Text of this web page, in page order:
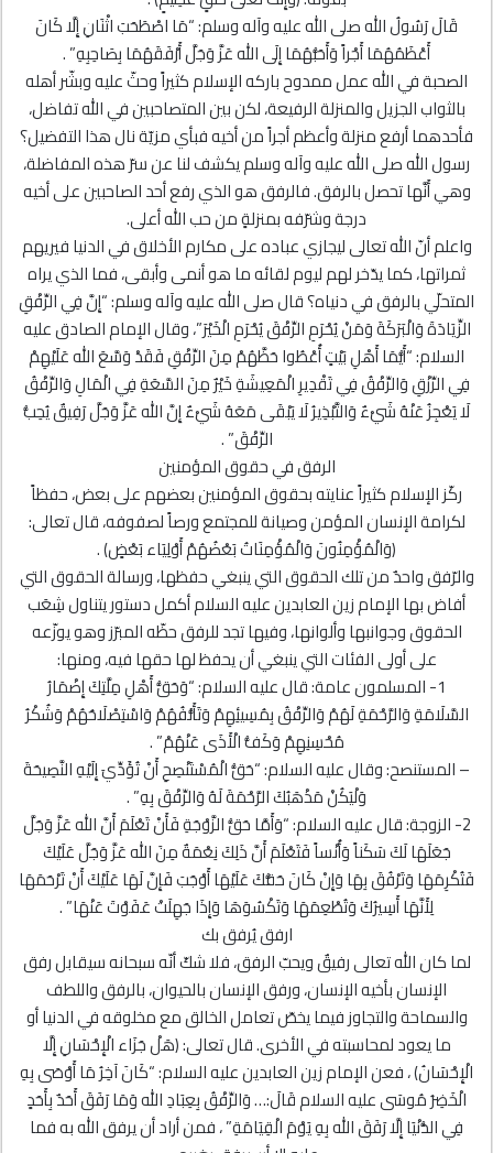
قَالَ رَسُولُ الله صلى الله عليه وآله وسلم: “مَا اصْطَحَبَ اثْنَانِ إِلَّا كَانَ
أَعْظَمُهُمَا أَجْراً وَأَحَبُّهُمَا إِلَى الله عَزَّ وَجَلَّ أَرْفَقَهُمَا بِصَاحِبِهِ” .
الصحبة في الله عمل ممدوح باركه الإسلام كثيراً وحثّ عليه وبشّر أهله
بالثواب الجزيل والمنزلة الرفيعة، لكن بين المتصاحبين في الله تفاضل،
فأحدهما أرفع منزلة وأعظم أجراً من أخيه فبأي مزيّة نال هذا التفضيل؟
رسول الله صلى الله عليه وآله وسلم يكشف لنا عن سرّ هذه المفاضلة،
وهي أَنَّها تحصل بالرفق. فالرفق هو الذي رفع أحد الصاحبين على أخيه
درجة وشرّفه بمنزلةٍ من حب الله أعلى.
واعلم أنّ الله تعالى ليجازي عباده على مكارم الأخلاق في الدنيا فيريهم
ثمراتها، كما يدّخر لهم ليوم لقائه ما هو أنمى وأبقى، فما الذي يراه
المتحلّي بالرفق في دنياه؟ قال صلى الله عليه وآله وسلم: “إِنَّ فِي الرِّفْقِ
الزِّيَادَةَ وَالْبَرَكَةَ وَمَنْ يُحْرَمِ الرِّفْقَ يُحْرَمِ الْخَيْرَ”، وقال الإمام الصادق عليه
السلام: “أَيُّمَا أَهْلِ بَيْتٍ أُعْطُوا حَظَّهُمْ مِنَ الرِّفْقِ فَقَدْ وَسَّعَ الله عَلَيْهِمْ
فِي الرِّزْقِ وَالرِّفْقُ فِي تَقْدِيرِ الْمَعِيشَةِ خَيْرٌ مِنَ السَّعَةِ فِي الْمَالِ وَالرِّفْقُ
لَا يَعْجِزُ عَنْهُ شَيْ‌ءٌ وَالتَّبْذِيرُ لَا يَبْقَى مَعَهُ شَيْ‌ءٌ إِنَّ الله عَزَّ وَجَلَّ رَفِيقٌ يُحِبُّ
الرِّفْقَ” .
الرفق في حقوق المؤمنين
ركّز الإسلام كثيراً عنايته بحقوق المؤمنين بعضهم على بعض، حفظاً
لكرامة الإنسان المؤمن وصيانة للمجتمع ورصاً لصفوفه، قال تعالى:
﴿وَالْمُؤْمِنُونَ وَالْمُؤْمِنَاتُ بَعْضُهُمْ أَوْلِيَاء بَعْضٍ﴾ .
والرّفق واحدٌ من تلك الحقوق التي ينبغي حفظها، ورسالة الحقوق التي
أفاض بها الإمام زين العابدين عليه السلام أكمل دستور يتناول شِعَب
الحقوق وجوانبها وألوانها، وفيها تجد للرفق حظّه المبرّز وهو يوزّعه
على أولى الفئات التي ينبغي أن يحفظ لها حقها فيه، ومنها:
1- المسلمون عامة: قال عليه السلام: “وَحَقُّ أَهْلِ مِلَّتِكَ إِضْمَارُ
السَّلَامَةِ وَالرَّحْمَةِ لَهُمْ وَالرِّفْقُ بِمُسِيئِهِمْ وَتَأَلُّفُهُمْ وَاسْتِصْلَاحُهُمْ وَشُكْرُ
مُحْسِنِهِمْ وَكَفُّ الْأَذَى عَنْهُمْ” .
– المستنصح: وقال عليه السلام: “حَقُّ الْمُسْتَنْصِحِ أَنْ تُؤَدِّيَ إِلَيْهِ النَّصِيحَةَ
وَلْيَكُنْ مَذْهَبُكَ الرَّحْمَةَ لَهُ وَالرِّفْقَ بِهِ” .
2- الزوجة: قال عليه السلام: “وَأَمَّا حَقُّ الزَّوْجَةِ فَأَنْ تَعْلَمَ أَنَّ الله عَزَّ وَجَلَّ
جَعَلَهَا لَكَ سَكَناً وَأُنْساً فَتَعْلَمَ أَنَّ ذَلِكَ نِعْمَةٌ مِنَ الله عَزَّ وَجَلَّ عَلَيْكَ
فَتُكْرِمَهَا وَتَرْفُقَ بِهَا وَإِنْ كَانَ حَقُّكَ عَلَيْهَا أَوْجَبَ فَإِنَّ لَهَا عَلَيْكَ أَنْ تَرْحَمَهَا
لِأَنَّهَا أَسِيرُكَ وَتُطْعِمَهَا وَتَكْسُوَهَا وَإِذَا جَهِلَتْ عَفَوْتَ عَنْهَا” .
ارفق يُرفق بك
لما كان الله تعالى رفيقٌ ويحبّ الرفق، فلا شكّ أنّه سبحانه سيقابل رفق
الإنسان بأخيه الإنسان، ورفق الإنسان بالحيوان، بالرفق واللطف
والسماحة والتجاوز فيما يخصّ تعامل الخالق مع مخلوقه في الدنيا أو
ما يعود لمحاسبته في الأخرى. قال تعالى: ﴿هَلْ جَزَاء الْإِحْسَانِ إِلَّا
الْإِحْسَانُ﴾ ، فعن الإمام زين العابدين عليه السلام: “كَانَ آخِرُ مَا أَوْصَى بِهِ
الْخَضِرُ مُوسَى عليه السلام قَالَ:… وَالرِّفْقُ بِعِبَادِ الله وَمَا رَفَقَ أَحَدٌ بِأَحَدٍ
فِي الدُّنْيَا إِلَّا رَفَقَ الله بِهِ يَوْمَ الْقِيَامَةِ” ، فمن أراد أن يرفق الله به فما